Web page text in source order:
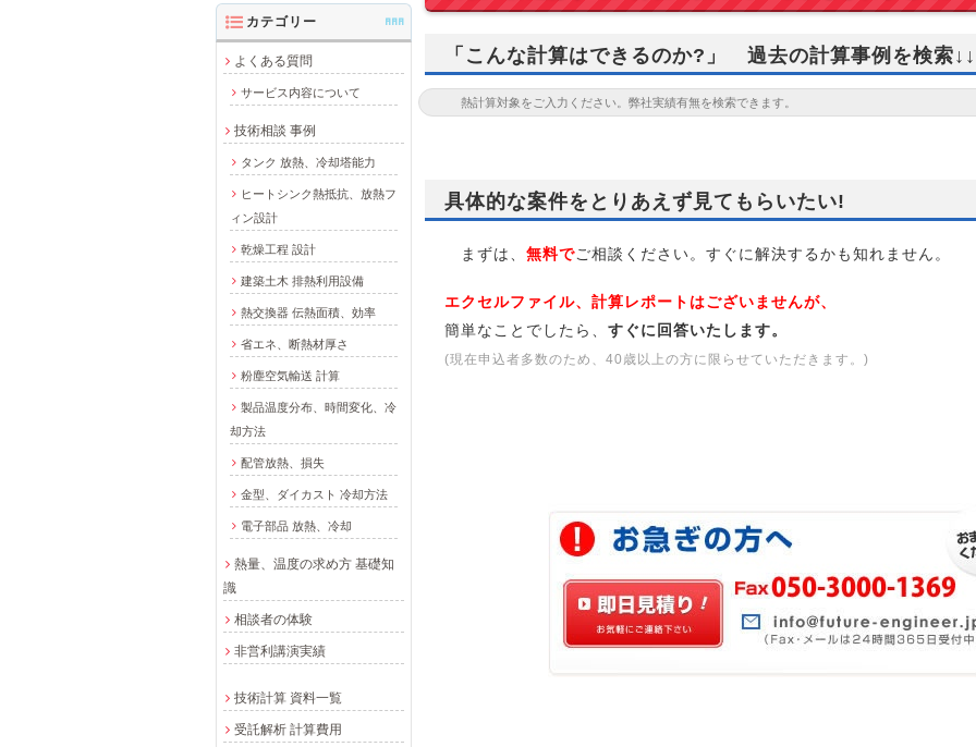
「こんな計算はできるのか?」 過去の計算事例を検索
具体的な案件をとりあえず見てもらいたい!
まずは、 無料でご相談ください。すぐに解決するかも知れません。
エクセルファイル、計算レポートはございませんが、
簡単なことでしたら、 すぐに回答いたします。
(現在申込者多数のため、40歳以上の方に限らせていただきます。)
カテゴリー AAA
よくある質問
サービス内容について
技術相談 事例
タンク 放熱、冷却塔能力
ヒートシンク熱抵抗、放熱フ
ィン設計
乾燥工程 設計
建築土木 排熱利用設備
熱交換器 伝熱面積、効率
省エネ、断熱材厚さ
粉塵空気輸送 計算
製品温度分布、時間変化、冷
却方法
配管放熱、損失
金型、ダイカスト 冷却方法
電子部品 放熱、冷却
熱量、温度の求め方 基礎知
識
相談者の体験
非営利講演実績
技術計算 資料一覧
受託解析 計算費用